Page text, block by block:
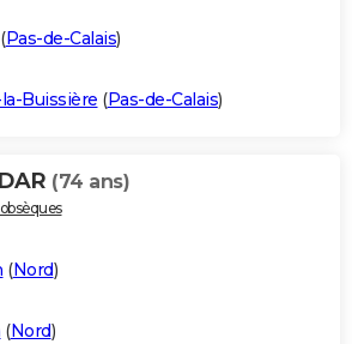
(Pas-de-Calais)
Buissière (Pas-de-Calais)
(74 ans)
(Nord)
(Nord)